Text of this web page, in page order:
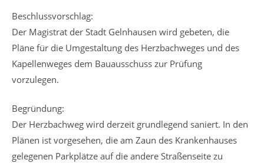
Beschlussvorschlag:
Der Magistrat der Stadt Gelnhausen wird gebeten, die
Pläne für die Umgestaltung des Herzbachweges und des
Kapellenweges dem Bauausschuss zur Prüfung
vorzulegen.
Begründung:
Der Herzbachweg wird derzeit grundlegend saniert. In den
Plänen ist vorgesehen, die am Zaun des Krankenhauses
gelegenen Parkplätze auf die andere Straßenseite zu